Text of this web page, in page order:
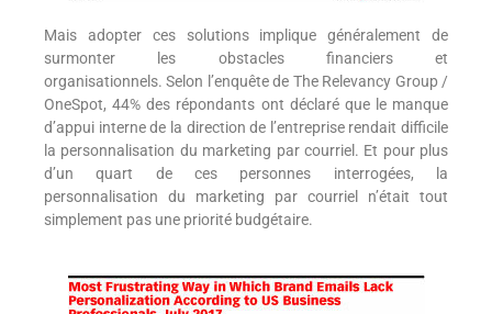
Mais adopter ces solutions implique généralement de
surmonter les obstacles financiers et
organisationnels. Selon l’enquête de The Relevancy Group /
OneSpot, 44% des répondants ont déclaré que le manque
d’appui interne de la direction de l’entreprise rendait difficile
la personnalisation du marketing par courriel. Et pour plus
d’un quart de ces personnes interrogées, la
personnalisation du marketing par courriel n’était tout
simplement pas une priorité budgétaire.